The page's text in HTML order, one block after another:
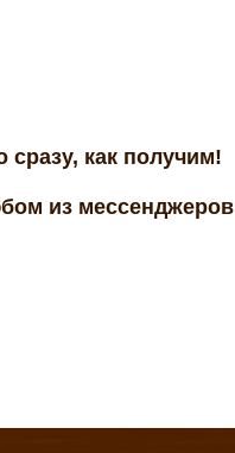
как получим!
из мессенджеров